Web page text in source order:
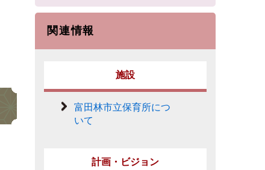
関連情報
施設
富田林市立保育所につ
いて
計画・ビジョン